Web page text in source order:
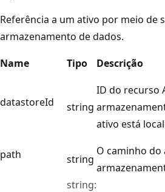
Referência a um ativo por meio de
armazenamento de dados.
Name
Tipo Descrição
datastoreId string
ID do recurso
ativo está
path string
O caminho
string: